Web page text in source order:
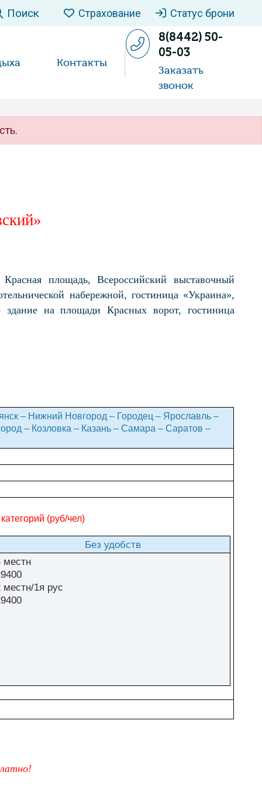
Поиск Страхование Статус брони
Контакты
8(8442) 50-
05-03
Заказать
звонок
площадь, Всероссийский выставочный
набережной, гостиница «Украина»,
на площади Красных ворот, гостиница
– Нижний Новгород – Городец – Ярославль –
– Козловка – Казань – Самара – Саратов –
(руб/чел)
Без удобств
местн
местн/1я рус